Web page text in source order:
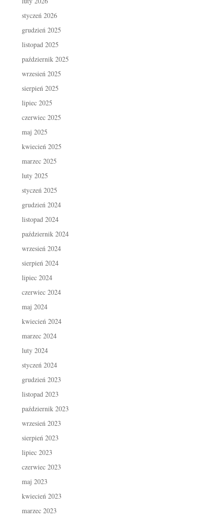
styczeń 2026
grudzień 2025
listopad 2025
październik 2025
wrzesień 2025
sierpień 2025
lipiec 2025
czerwiec 2025
maj 2025
kwiecień 2025
marzec 2025
luty 2025
styczeń 2025
grudzień 2024
listopad 2024
październik 2024
wrzesień 2024
sierpień 2024
lipiec 2024
czerwiec 2024
maj 2024
kwiecień 2024
marzec 2024
luty 2024
styczeń 2024
grudzień 2023
listopad 2023
październik 2023
wrzesień 2023
sierpień 2023
lipiec 2023
czerwiec 2023
maj 2023
kwiecień 2023
marzec 2023